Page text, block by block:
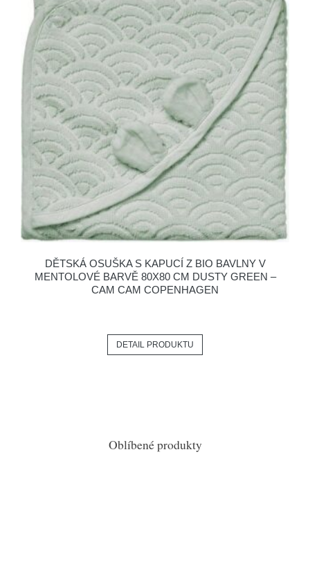
DĚTSKÁ OSUŠKA S KAPUCÍ Z BIO BAVLNY V
MENTOLOVÉ BARVĚ 80X80 CM DUSTY GREEN –
CAM CAM COPENHAGEN
DETAIL PRODUKTU
Oblíbené produkty